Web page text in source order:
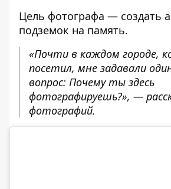
Цель фотографа — создать
подземок на память.
«Почти в каждом городе,
посетил, мне задавали
вопрос: Почему ты здесь
фотографируешь?», —
фотографий.